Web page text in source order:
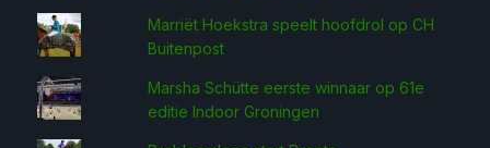
Marriët Hoekstra speelt hoofdrol op CH
Buitenpost
Marsha Schütte eerste win­naar op 61e
editie Indoor Groningen